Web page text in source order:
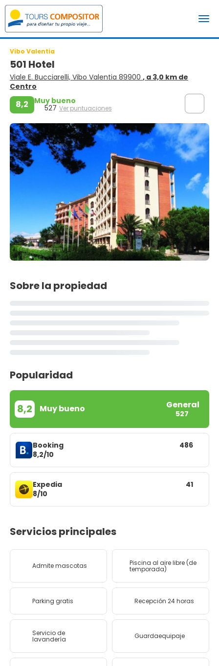
Vibo Valentia
501 Hotel
Viale E. Bucciarelli, Vibo Valentia 89900 , a 3,0 km de
Centro
8,2 Muy bueno
527 Ver puntuaciones
Sobre la propiedad
Popularidad
8,2 Muy bueno General
527
Booking
8,2/10
486
Expedia
8/10
41
Servicios principales
Admite mascotas Piscina al aire libre (de
temporada)
Parking gratis Recepción 24 horas
Servicio de
lavandería Guardaequipaje